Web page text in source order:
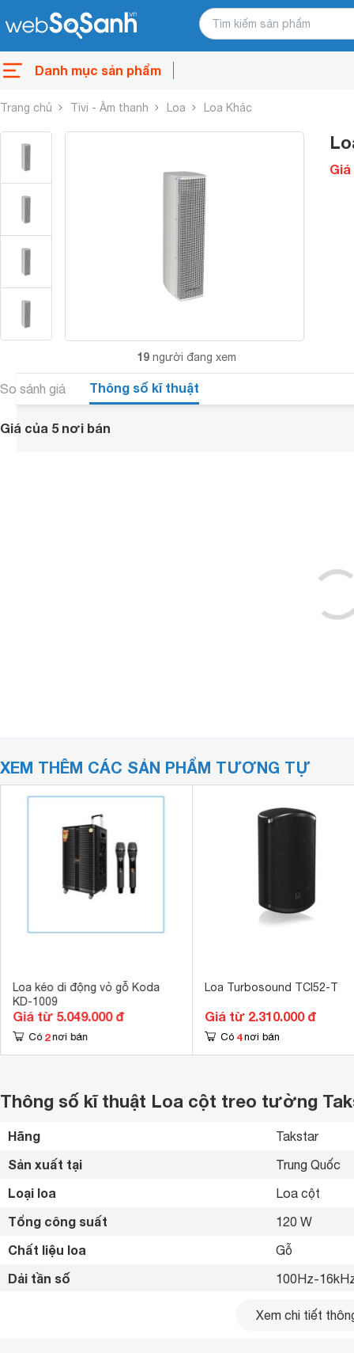
Danh mục sản phẩm
Trang chủ Tivi - Âm thanh Loa Loa Khác
19 người đang xem
Giá
So sánh giá Thông số kĩ thuật
Giá của 5 nơi bán
XEM THÊM CÁC SẢN PHẨM TƯƠNG TỰ
Loa kéo di động vỏ gỗ Koda
KD-1009
Giá từ 5.049.000 đ
Có 2 nơi bán
Loa Turbosound TCI52-T
Giá từ 2.310.000 đ
Có 4 nơi bán
Thông số kĩ thuật Loa cột treo tường
Hãng Takstar
Sản xuất tại Trung Quốc
Loại loa Loa cột
Tổng công suất 120 W
Chất liệu loa Gỗ
Dải tần số 100Hz-
8 Ohms
Xem chi tiết